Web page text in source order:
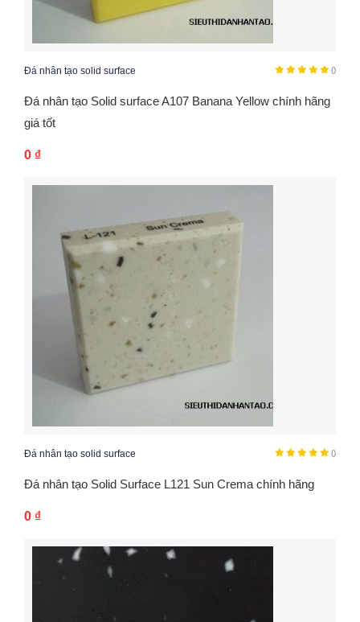
()
Đá nhân tạo solid surface
Đá nhân tạo Solid surface A107 Banana Yellow chính hãng
giá tốt
0 ₫
()
Đá nhân tạo solid surface
Đá nhân tạo Solid Surface L121 Sun Crema chính hãng
0 ₫